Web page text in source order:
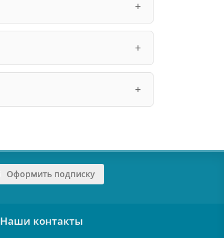
Оформить подписку
Наши контакты